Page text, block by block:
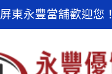
屏東永豐當舖歡迎您！